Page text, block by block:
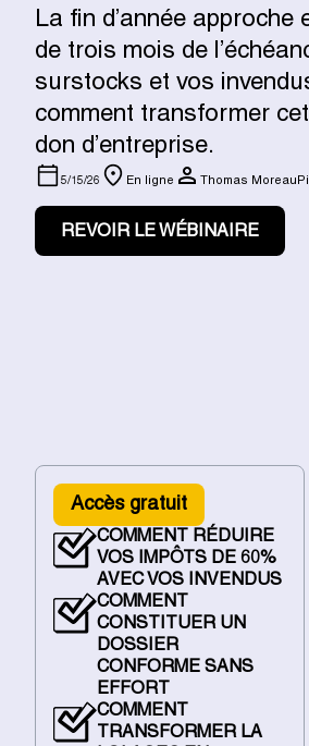
La fin d’année
de trois mois de
surstocks et vos
comment transformer
don d’entreprise.
5/15/26 En ligne Thomas Moreau
REVOIR LE WÉBINAIRE
Accès gratuit
COMMENT RÉDUIRE
VOS IMPÔTS DE 60%
AVEC VOS INVENDUS
COMMENT
CONSTITUER UN
DOSSIER
CONFORME SANS
EFFORT
COMMENT
TRANSFORMER LA